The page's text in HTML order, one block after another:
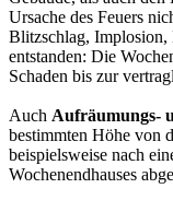
Ursache des Feuers
Blitzschlag,
entstanden: Die
Schaden bis zur
Auch Aufräumungs-
bestimmten Höhe von
beispielsweise nach
Wochenendhauses